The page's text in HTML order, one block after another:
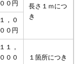
００円
長さ１ｍにつ
き
１，０
００円
１１，
０００
１箇所につき